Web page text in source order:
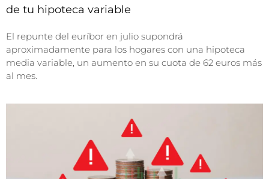
de tu hipoteca variable
El repunte del euríbor en julio supondrá
aproximadamente para los hogares con una hipoteca
media variable, un aumento en su cuota de 62 euros más
al mes.